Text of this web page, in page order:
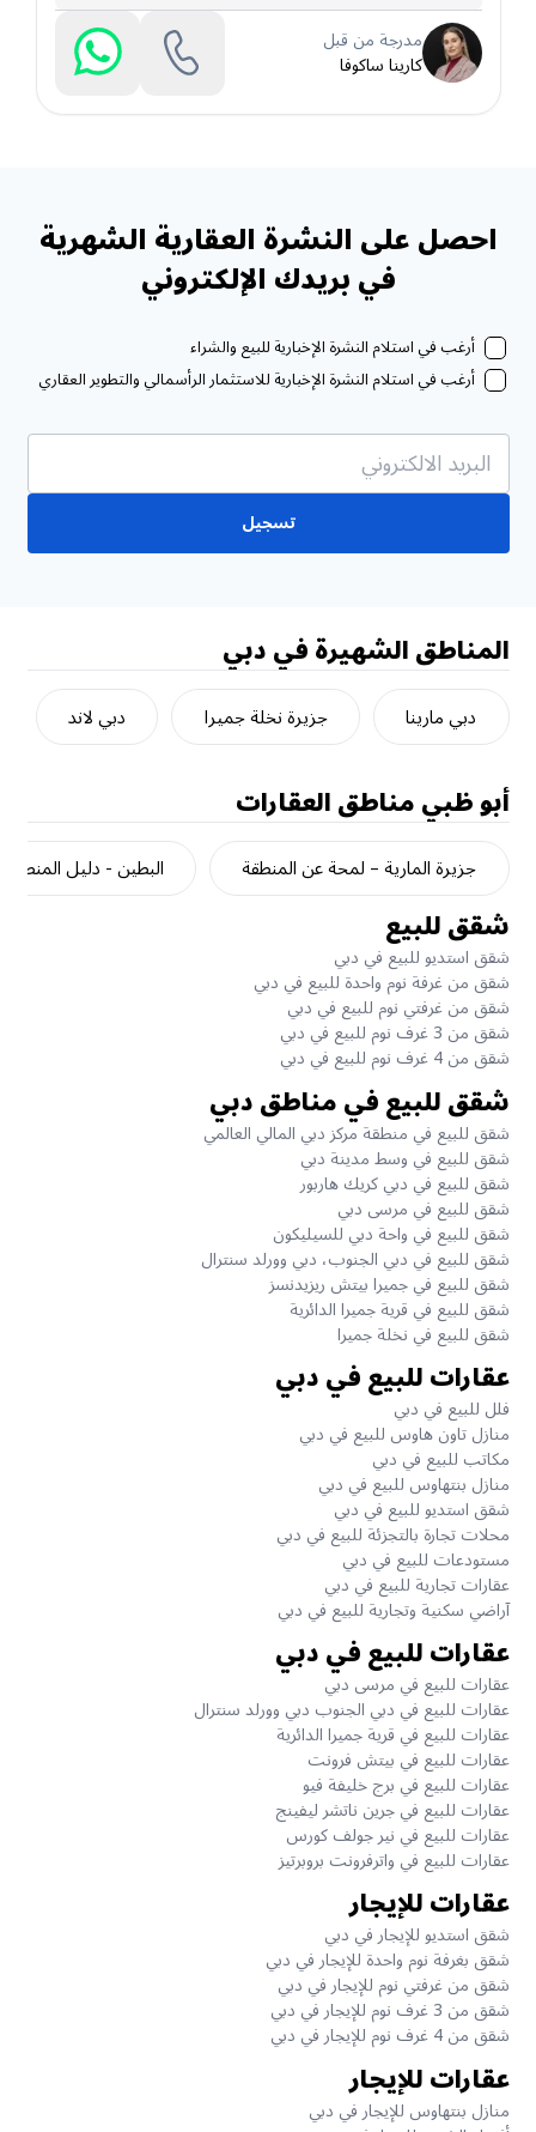
مدرجة من قبل
كارينا ساكوفا
احصل على النشرة العقارية الشهرية
في بريدك الإلكتروني
أرغب في استلام النشرة الإخبارية للبيع والشراء
أرغب في استلام النشرة الإخبارية للاستثمار الرأسمالي والتطوير العقاري
تسجيل
المناطق الشهيرة في دبي
دبي مارينا جزيرة نخلة جميرا دبي لاند
أبو ظبيمناطق العقارات
جزيرة المارية – لمحة عن المنطقة البطين - دليل المنطقة
شقق للبيع
شقق استديو للبيع في دبي
شقق من غرفة نوم واحدة للبيع في دبي
شقق من غرفتي نوم للبيع في دبي
شقق من 3 غرف نوم للبيع في دبي
شقق من 4 غرف نوم للبيع في دبي
شقق للبيع في مناطق دبي
شقق للبيع في منطقة مركز دبي المالي العالمي
شقق للبيع في وسط مدينة دبي
شقق للبيع في دبي كريك هاربور
شقق للبيع في مرسى دبي
شقق للبيع في واحة دبي للسيليكون
شقق للبيع في دبي الجنوب، دبي وورلد سنترال
شقق للبيع في جميرا بيتش ريزيدنسز
شقق للبيع في قرية جميرا الدائرية
شقق للبيع في نخلة جميرا
عقارات للبيع في دبي
فلل للبيع في دبي
منازل تاون هاوس للبيع في دبي
مكاتب للبيع في دبي
منازل بنتهاوس للبيع في دبي
شقق استديو للبيع في دبي
محلات تجارة بالتجزئة للبيع في دبي
مستودعات للبيع في دبي
عقارات تجارية للبيع في دبي
آراضي سكنية وتجارية للبيع في دبي
عقارات للبيع في دبي
عقارات للبيع في مرسى دبي
عقارات للبيع في دبي الجنوب دبي وورلد سنترال
عقارات للبيع في قرية جميرا الدائرية
عقارات للبيع في بيتش فرونت
عقارات للبيع في برج خليفة فيو
عقارات للبيع في جرين ناتشر ليفينج
عقارات للبيع في نير جولف كورس
عقارات للبيع في واترفرونت بروبرتيز
عقارات للإيجار
شقق استديو للإيجار في دبي
شقق بغرفة نوم واحدة للإيجار في دبي
شقق من غرفتي نوم للإيجار في دبي
شقق من 3 غرف نوم للإيجار في دبي
شقق من 4 غرف نوم للإيجار في دبي
عقارات للإيجار
منازل بنتهاوس للإيجار في دبي